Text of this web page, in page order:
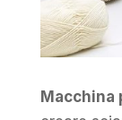
Macchina